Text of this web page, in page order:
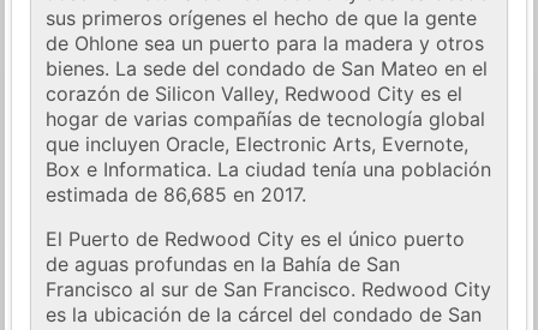
sus primeros orígenes el hecho de que la gente
de Ohlone sea un puerto para la madera y otros
bienes. La sede del condado de San Mateo en el
corazón de Silicon Valley, Redwood City es el
hogar de varias compañías de tecnología global
que incluyen Oracle, Electronic Arts, Evernote,
Box e Informatica. La ciudad tenía una población
estimada de 86,685 en 2017.
El Puerto de Redwood City es el único puerto
de aguas profundas en la Bahía de San
Francisco al sur de San Francisco. Redwood City
es la ubicación de la cárcel del condado de San